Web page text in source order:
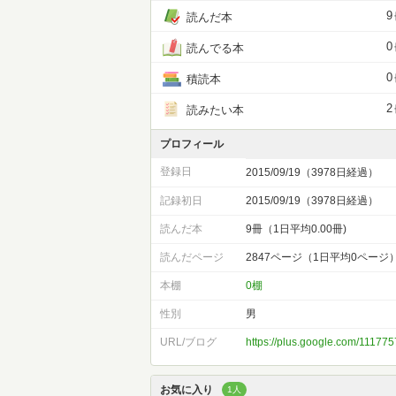
読んだ本 9
読んでる本 0
積読本 0
読みたい本 2
プロフィール
登録日 2015/09/19（3978日経過）
記録初日 2015/09/19（3978日経過）
読んだ本 9冊（1日平均0.00冊)
読んだページ 2847ページ（1日平均0ページ）
本棚 0棚
性別 男
URL/ブログ https://plus.google.com/
お気に入り 1人